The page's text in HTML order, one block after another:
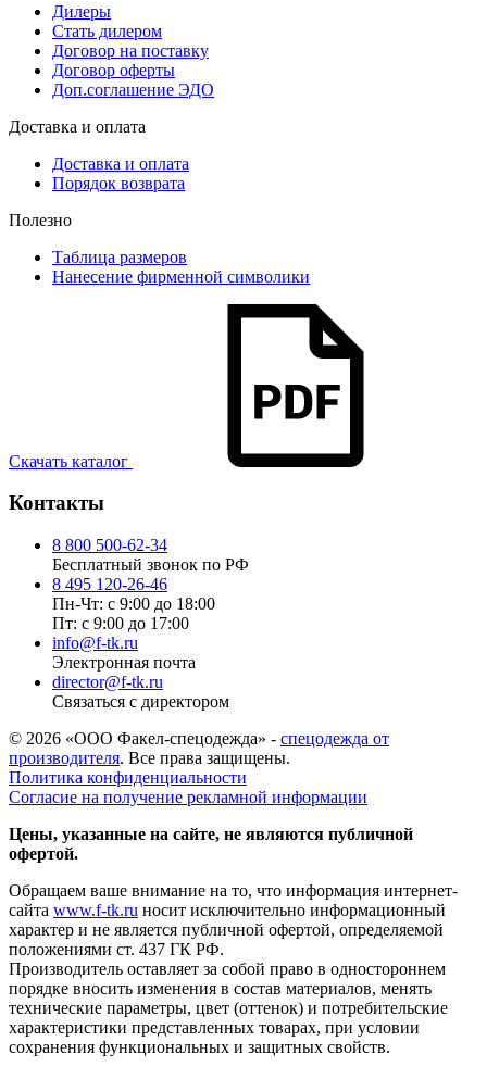
Дилеры
Стать дилером
Договор на поставку
Договор оферты
Доп.соглашение ЭДО
Доставка и оплата
Доставка и оплата
Порядок возврата
Полезно
Таблица размеров
Нанесение фирменной символики
Скачать каталог
Контакты
8 800 500-62-34
Бесплатный звонок по РФ
8 495 120-26-46
Пн-Чт: с 9:00 до 18:00
Пт: с 9:00 до 17:00
info@f-tk.ru
Электронная почта
director@f-tk.ru
Связаться с директором
© 2026 «ООО Факел-спецодежда» - спецодежда от
производителя. Все права защищены.
Политика конфиденциальности
Согласие на получение рекламной информации
Цены, указанные на сайте, не являются публичной
офертой.
Обращаем ваше внимание на то, что информация интернет-
сайта www.f-tk.ru носит исключительно информационный
характер и не является публичной офертой, определяемой
положениями ст. 437 ГК РФ.
Производитель оставляет за собой право в одностороннем
порядке вносить изменения в состав материалов, менять
технические параметры, цвет (оттенок) и потребительские
характеристики представленных товарах, при условии
сохранения функциональных и защитных свойств.